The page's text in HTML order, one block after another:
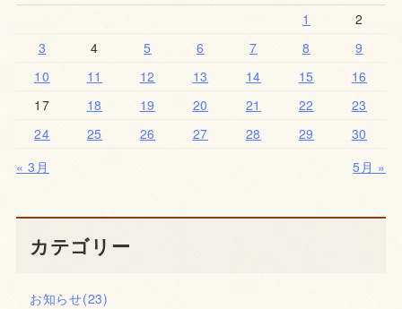
1
2
3
4 5 6 7 8
9
10
11 12 13 14 15
16
17
18 19 20 21 22
23
24
25 26 27 28 29
30
« 3月
5月 »
カテゴリー
お知らせ(23)